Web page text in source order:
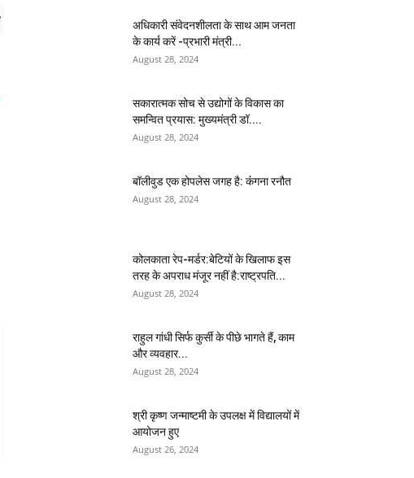
अधिकारी संवेदनशीलता के साथ आम जनता
के कार्य करें -प्रभारी मंत्री...
August 28, 2024
सकारात्मक सोच से उद्योगों के विकास का
समन्वित प्रयास: मुख्यमंत्री डॉ....
August 28, 2024
बॉलीवुड एक होपलेस जगह है: कंंगना रनौत
August 28, 2024
कोलकाता रेप-मर्डर:बेटियों के खिलाफ इस
तरह के अपराध मंजूर नहीं है:राष्ट्रपति...
August 28, 2024
राहुल गांधी सिर्फ कुर्सी के पीछे भागते हैं, काम
और व्यवहार...
August 28, 2024
श्री कृष्ण जन्माष्टमी के उपलक्ष में विद्यालयों में
आयोजन हुए
August 26, 2024